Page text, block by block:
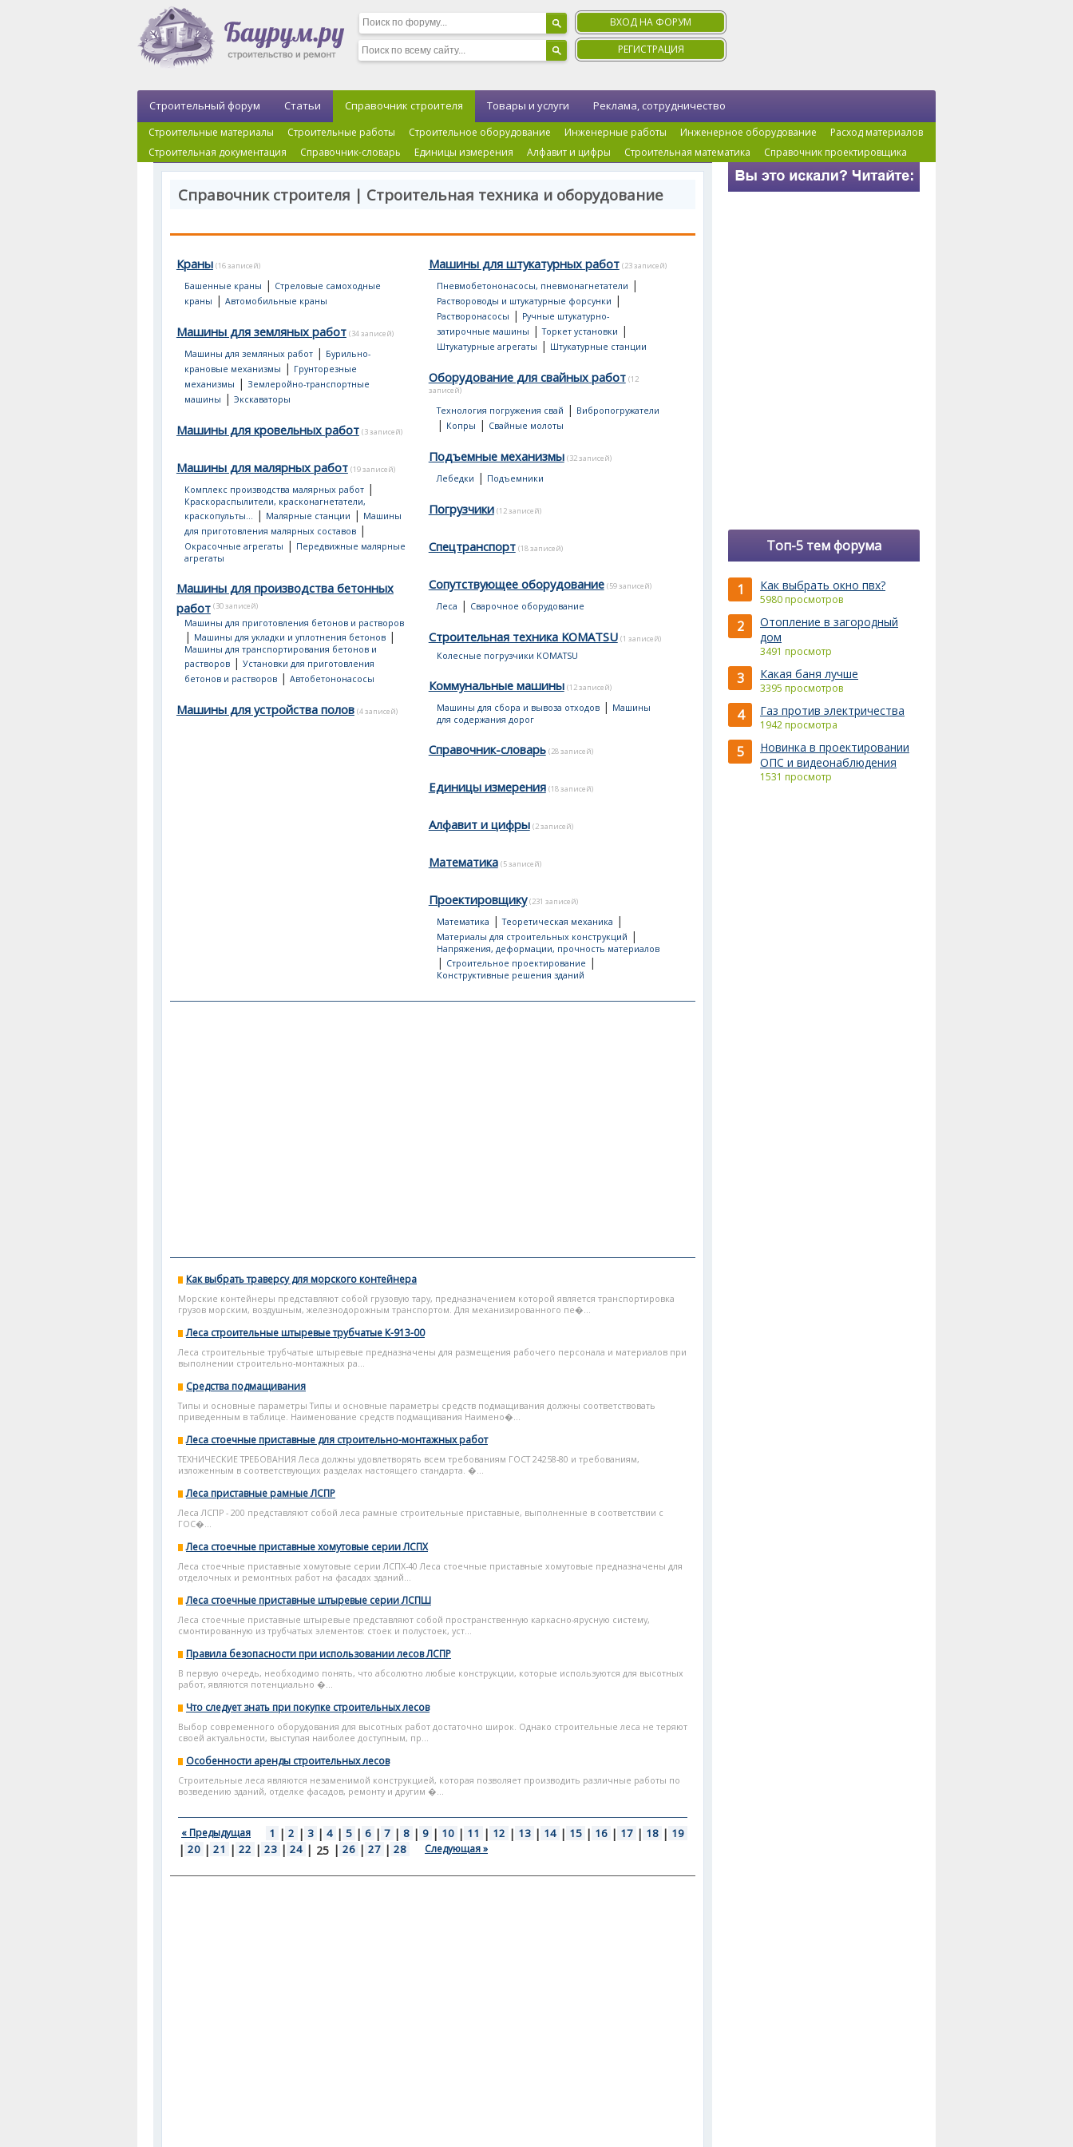
ВХОД НА ФОРУМ
РЕГИСТРАЦИЯ
Строительный форум Статьи Справочник строителя
Строительные материалы Строительные работы Строительное оборудование Инженерные работы Инженерное оборудование
Расход материалов
Строительная документация
Справочник-словарь Единицы измерения Алфавит и цифры Строительная математика Справочник проектировщика
Товары и услуги Реклама, сотрудничество
Справочник строителя | Строительная техника и оборудование
Краны (16 записей)
Башенные краны | Стреловые самоходные
краны | Автомобильные краны
Машины для земляных работ (34 записей)
Машины для земляных работ| Бурильно-
крановые механизмы | Грунторезные
механизмы | Землеройно-транспортные
машины | Экскаваторы
Машины для кровельных работ (3 записей)
Машины для малярных работ (19 записей)
Комплекс производства малярных работ|
Краскораспылители, красконагнетатели,
краскопульты... | Малярные станции | Машины
для приготовления малярных составов|
Окрасочные агрегаты | Передвижные малярные
агрегаты
Машины для производства бетонных
работ (30 записей)
Машины для приготовления бетонов и растворов
| Машины для укладки и уплотнения бетонов|
Машины для транспортирования бетонов и
растворов| Установки для приготовления
бетонов и растворов| Автобетононасосы
Машины для устройства полов (4 записей)
Машины для штукатурных работ (23 записей)
Пневмобетононасосы, пневмонагнетатели |
Раствороводы и штукатурные форсунки |
Растворонасосы | Ручные штукатурно-
затирочные машины |Торкет установки |
Штукатурные агрегаты | Штукатурные станции
Оборудование для свайных работ (12
записей)
Технология погружения свай | Вибропогружатели
| Копры | Свайные молоты
Подъемные механизмы (32 записей)
Лебедки | Подъемники
Погрузчики (12 записей)
Спецтранспорт (18 записей)
Сопутствующее оборудование (59 записей)
Леса | Сварочное оборудование
Строительная техника KOMATSU (1 записей)
Колесные погрузчики KOMATSU
Коммунальные машины (12 записей)
Машины для сбора и вывоза отходов| Машины
для содержания дорог
Справочник-словарь (28 записей)
Единицы измерения (18 записей)
Алфавит и цифры (2 записей)
Математика (5 записей)
Проектировщику (231 записей)
Математика |Теоретическая механика |
Материалы для строительных конструкций |
Напряжения, деформации, прочность материалов
| Строительное проектирование |
Конструктивные решения зданий
Как выбрать траверсу для морского контейнера
Морские контейнеры представляют собой грузовую тару, предназначением которой является транспортировка
грузов морским, воздушным, железнодорожным транспортом. Для механизированного пе�...
Леса строительные штыревые трубчатые К-913-00
Леса строительные трубчатые штыревые предназначены для размещения рабочего персонала и материалов при
выполнении строительно-монтажных ра...
Средства подмащивания
Типы и основные параметры Типы и основные параметры средств подмащивания должны соответствовать
приведенным в таблице. Наименование средств подмащивания Наимено�...
Леса стоечные приставные для строительно-монтажных работ
ТЕХНИЧЕСКИЕ ТРЕБОВАНИЯ Леса должны удовлетворять всем требованиям ГОСТ 24258-80 и требованиям,
изложенным в соответствующих разделах настоящего стандарта. �...
Леса приставные рамные ЛСПР
Леса ЛСПР - 200 представляют собой леса рамные строительные приставные, выполненные в соответствии с
ГОС�...
Леса стоечные приставные хомутовые серии ЛСПХ
Леса стоечные приставные хомутовые серии ЛСПХ-40 Леса стоечные приставные хомутовые предназначены для
отделочных и ремонтных работ на фасадах зданий...
Леса стоечные приставные штыревые серии ЛСПШ
Леса стоечные приставные штыревые представляют собой пространственную каркасно-ярусную систему,
смонтированную из трубчатых элементов: стоек и полустоек, уст...
Правила безопасности при использовании лесов ЛСПР
В первую очередь, необходимо понять, что абсолютно любые конструкции, которые используются для высотных
работ, являются потенциально �...
Что следует знать при покупке строительных лесов
Выбор современного оборудования для высотных работ достаточно широк. Однако строительные леса не теряют
своей актуальности, выступая наиболее доступным, пр...
Особенности аренды строительных лесов
Строительные леса являются незаменимой конструкцией, которая позволяет производить различные работы по
возведению зданий, отделке фасадов, ремонту и другим �...
« Предыдущая 1 | 2 | 3 | 4 | 5 | 6 | 7 | 8 | 9 | 10 | 11 | 12 | 13 | 14 | 15 | 16 | 17 | 18 | 19
| 20 | 21 | 22 | 23 | 24 | 25 | 26 | 27 | 28 Следующая »
Топ-5 тем форума
1 Как выбрать окно пвх?
5980 просмотров
2
Отопление в загородный
дом
3491 просмотр
3 Какая баня лучше
3395 просмотров
4 Газ против электричества
1942 просмотра
5
Новинка в проектировании
ОПС и видеонаблюдения
1531 просмотр